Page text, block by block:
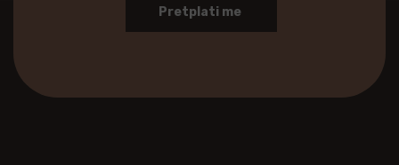
Pretplati me